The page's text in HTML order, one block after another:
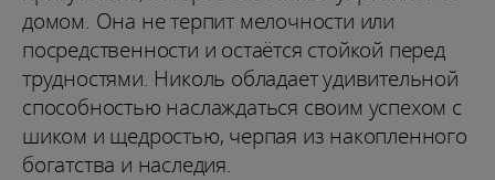
домом. Она не терпит мелочности или
посредственности и остаётся стойкой перед
трудностями. Николь обладает удивительной
способностью наслаждаться своим успехом с
шиком и щедростью, черпая из накопленного
богатства и наследия.